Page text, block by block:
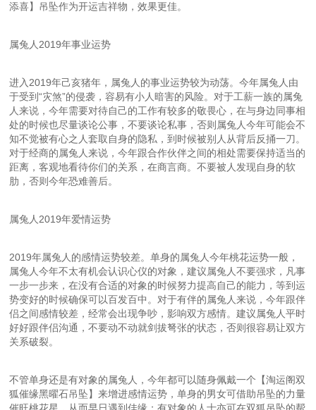
添喜】吊坠作为开运吉祥物，效果更佳。
属兔人2019年事业运势
进入2019年己亥猪年，属兔人的事业运势较为动荡。今年属兔人由
于受到“灾煞”的侵袭，容易有小人暗害的风险。对于工薪一族的属兔
人来说，今年需要对待自己的工作有较多的敬畏心，在与身边同事相
处的时候也尽量谈论公事，不要谈论私事，否则属兔人今年可能会不
知不觉被有心之人套取自身的隐私，到时候被别人从背后反捅一刀。
对于经商的属兔人来说，今年跟合作伙伴之间的相处需要保持适当的
距离，客观地看待你们的关系，在商言商。不要被人发现自身的软
肋，否则今年恐难善后。
属兔人2019年爱情运势
2019年属兔人的感情运势较差。单身的属兔人今年桃花运势一般，
属兔人今年不太有机会认识心仪的对象，建议属兔人不要强求，凡事
一步一步来，在没有合适的对象的时候努力提高自己的能力，等到运
势变好的时候确保可以百发百中。对于有伴的属兔人来说，今年跟伴
侣之间感情较差，经常会出现争吵，影响双方感情。建议属兔人平时
好好跟伴侣沟通，不要动不动就剑拔弩张的状态，否则很容易让双方
关系破裂。
不管单身还是有对象的属兔人，今年都可以随身佩戴一个【淘运阁双
狐催缘黑曜石吊坠】来增进感情运势，单身的男女可借助吊坠的力量